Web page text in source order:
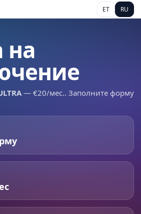
ET RU
на
— €20/мес.. Заполните форму